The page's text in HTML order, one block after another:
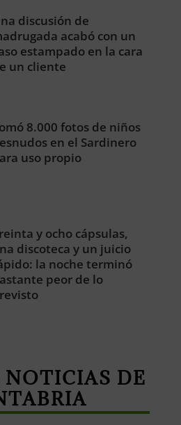
discusión de
acabó con un
estampado en la cara
un cliente
8.000 fotos de niños
en el Sardinero
uso propio
y ocho cápsulas,
discoteca y un juicio
la noche terminó
peor de lo
DE